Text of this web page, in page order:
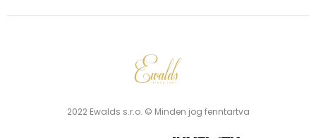
2022 Ewalds s.r.o. © Minden jog fenntartva